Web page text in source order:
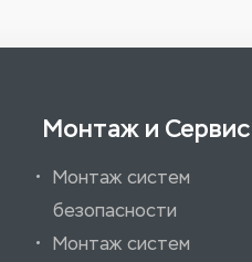
Монтаж и Сервис
Монтаж систем
безопасности
Монтаж систем